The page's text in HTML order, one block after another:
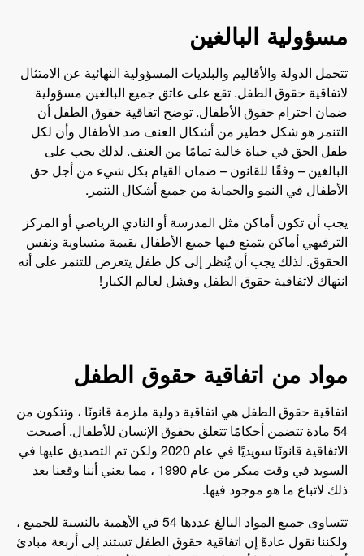
مسؤولية البالغين
تتحمل الدولة والأقاليم والبلديات المسؤولية النهائية عن الامتثال
لاتفاقية حقوق الطفل. تقع على عاتق جميع البالغين مسؤولية
ضمان احترام حقوق الأطفال. توضح اتفاقية حقوق الطفل أن
التنمر هو شكل خطير من أشكال العنف ضد الأطفال وأن لكل
طفل الحق في حياة خالية تمامًا من العنف. لذلك يجب على
البالغين – وفقًا للقانون – ضمان القيام بكل شيء من أجل حق
الأطفال في النمو والحماية من جميع أشكال التنمر.
يجب أن تكون أماكن مثل المدرسة أو النادي الرياضي أو المركز
الترفيهي أماكن يتمتع فيها جميع الأطفال بقيمة متساوية ونفس
الحقوق. لذلك يجب أن يُنظر إلى كل طفل يتعرض للتنمر على أنه
انتهاك لاتفاقية حقوق الطفل وفشل لعالم الكبار!
مواد من اتفاقية حقوق الطفل
اتفاقية حقوق الطفل هي اتفاقية دولية ملزمة قانونًا ، وتتكون من
54 مادة تتضمن أحكامًا تتعلق بحقوق الإنسان للأطفال. أصبحت
الاتفاقية قانونًا سويديًا في عام 2020 ولكن تم التصديق عليها في
السويد في وقت مبكر من عام 1990 ، مما يعني أننا وقعنا بعد
ذلك لاتباع ما هو موجود فيها.
تتساوى جميع المواد البالغ عددها 54 في الأهمية بالنسبة للجميع ،
ولكننا نقول عادةً إن اتفاقية حقوق الطفل تستند إلى أربعة مبادئ